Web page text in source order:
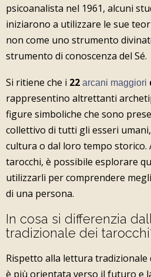
psicoanalista nel 1961, alcuni
iniziarono a utilizzare le sue
non come uno strumento
strumento di conoscenza del Sé.
Si ritiene che i 22 arcani maggiori
rappresentino altrettanti
figure simboliche che sono
collettivo di tutti gli esseri
cultura o dal loro tempo
tarocchi, è possibile esplorare
utilizzarli per comprendere
di una persona.
In cosa si differenzia
tradizionale dei
Rispetto alla lettura tradizionale
è più orientata verso il futuro e